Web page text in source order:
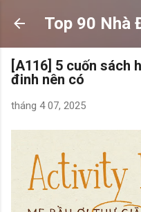
Chuyển
Top 90 Nhà
[A116] 5 cuốn sách
đinh nên có
tháng 4 07, 2025